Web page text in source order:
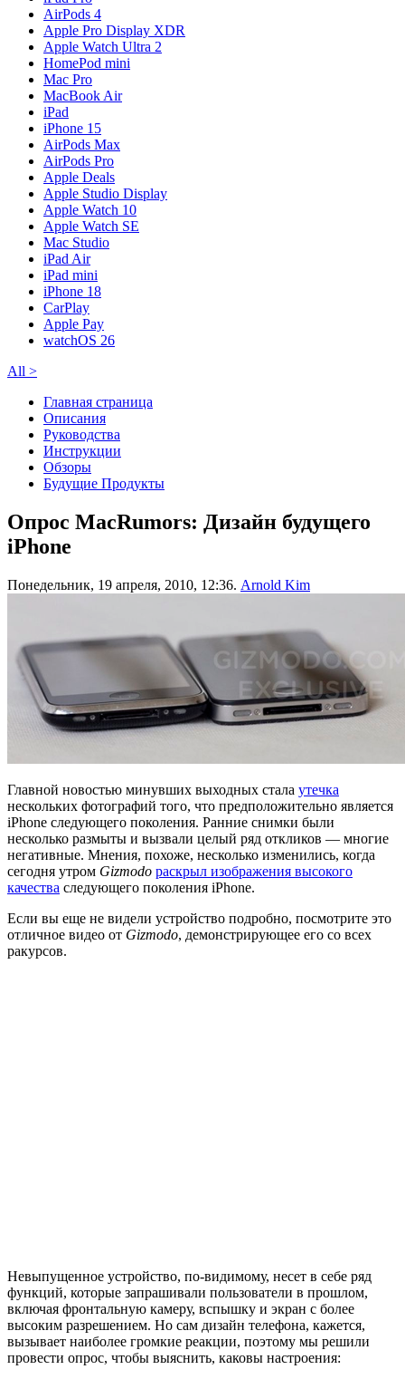
AirPods 4
Apple Pro Display XDR
Apple Watch Ultra 2
HomePod mini
Mac Pro
MacBook Air
iPad
iPhone 15
AirPods Max
AirPods Pro
Apple Deals
Apple Studio Display
Apple Watch 10
Apple Watch SE
Mac Studio
iPad Air
iPad mini
iPhone 18
CarPlay
Apple Pay
watchOS 26
All >
Главная страница
Описания
Руководства
Инструкции
Обзоры
Будущие Продукты
Опрос MacRumors: Дизайн будущего
iPhone
Понедельник, 19 апреля, 2010, 12:36. Arnold Kim
Главной новостью минувших выходных стала утечка
нескольких фотографий того, что предположительно является
iPhone следующего поколения. Ранние снимки были
несколько размыты и вызвали целый ряд откликов — многие
негативные. Мнения, похоже, несколько изменились, когда
сегодня утром Gizmodo раскрыл изображения высокого
качества следующего поколения iPhone.
Если вы еще не видели устройство подробно, посмотрите это
отличное видео от Gizmodo, демонстрирующее его со всех
ракурсов.
Невыпущенное устройство, по-видимому, несет в себе ряд
функций, которые запрашивали пользователи в прошлом,
включая фронтальную камеру, вспышку и экран с более
высоким разрешением. Но сам дизайн телефона, кажется,
вызывает наиболее громкие реакции, поэтому мы решили
провести опрос, чтобы выяснить, каковы настроения: